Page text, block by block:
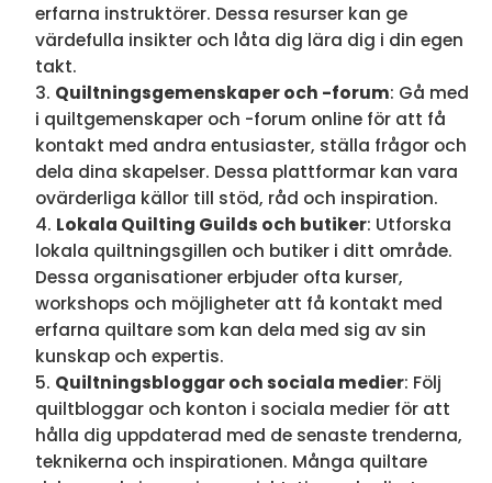
erfarna instruktörer. Dessa resurser kan ge
värdefulla insikter och låta dig lära dig i din egen
takt.
Quiltningsgemenskaper och -forum: Gå med
i quiltgemenskaper och -forum online för att få
kontakt med andra entusiaster, ställa frågor och
dela dina skapelser. Dessa plattformar kan vara
ovärderliga källor till stöd, råd och inspiration.
Lokala Quilting Guilds och butiker: Utforska
lokala quiltningsgillen och butiker i ditt område.
Dessa organisationer erbjuder ofta kurser,
workshops och möjligheter att få kontakt med
erfarna quiltare som kan dela med sig av sin
kunskap och expertis.
Quiltningsbloggar och sociala medier: Följ
quiltbloggar och konton i sociala medier för att
hålla dig uppdaterad med de senaste trenderna,
teknikerna och inspirationen. Många quiltare